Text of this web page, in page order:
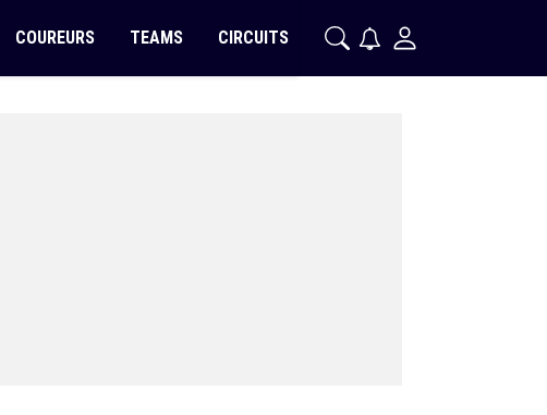
COUREURS TEAMS CIRCUITS